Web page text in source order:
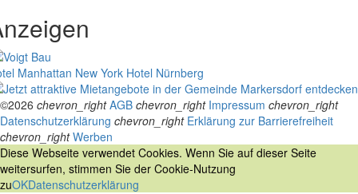
Manhattan New York Hotel Nürnberg
©2026 chevron_right AGB chevron_right Impressum chevron_right
Datenschutzerklärung chevron_right Erklärung zur Barrierefreiheit
chevron_right Werben
Diese Webseite verwendet Cookies. Wenn Sie auf dieser Seite
weitersurfen, stimmen Sie der Cookie-Nutzung
zuOKDatenschutzerklärung